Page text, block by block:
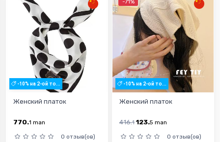
-10% на 2-ой то...
Женский платок
770.1 man
0 отзыв(ов)
-71%
-10% на 2-ой то...
Женский платок
416.1 123.5 man
0 отзыв(ов)